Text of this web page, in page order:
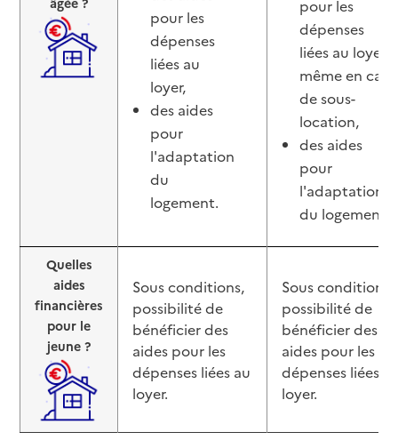
pour les
dépenses
liées au
loyer,
des aides
pour
l'adaptation
du
logement.
pour les
dépenses
liées au loyer
même en cas
de sous-
location,
des aides
pour
l'adaptation
du logement.
Quelles
aides
financières
pour le
jeune ?
Sous conditions,
possibilité de
bénéficier des
aides pour les
dépenses liées au
loyer.
Sous conditions,
possibilité de
bénéficier des
aides pour les
dépenses liées
loyer.